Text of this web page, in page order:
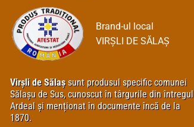
Brand-ul local
VIRȘLI DE SĂLAȘ
Virșli de Sălașsunt produsul specific comunei
Sălașu de Sus, cunoscut în târgurile din întregul
Ardeal și menționat în documente încă de la
1870.